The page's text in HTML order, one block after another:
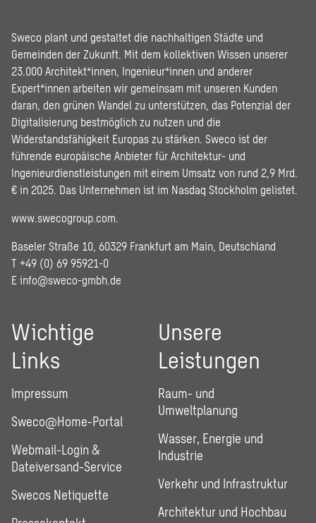
Sweco plant und gestaltet die nachhaltigen Städte und
Gemeinden der Zukunft. Mit dem kollektiven Wissen unserer
23.000 Architekt*innen, Ingenieur*innen und anderer
Expert*innen arbeiten wir gemeinsam mit unseren Kunden
daran, den grünen Wandel zu unterstützen, das Potenzial der
Digitalisierung bestmöglich zu nutzen und die
Widerstandsfähigkeit Europas zu stärken. Sweco ist der
führende europäische Anbieter für Architektur- und
Ingenieurdienstleistungen mit einem Umsatz von rund 2,9 Mrd.
€ in 2025. Das Unternehmen ist im Nasdaq Stockholm gelistet.
www.swecogroup.com
Baseler Straße 10, 60329 Frankfurt am Main, Deutschland
T +49 (0) 69 95921-0
E info@sweco-gmbh.de
Wichtige
Links
Impressum
Sweco@Home-Portal
Webmail-Login &
Dateiversand-Service
Swecos Netiquette
Unsere
Leistungen
Raum- und
Umweltplanung
Wasser, Energie und
Industrie
Verkehr und Infrastruktur
Architektur und Hochbau